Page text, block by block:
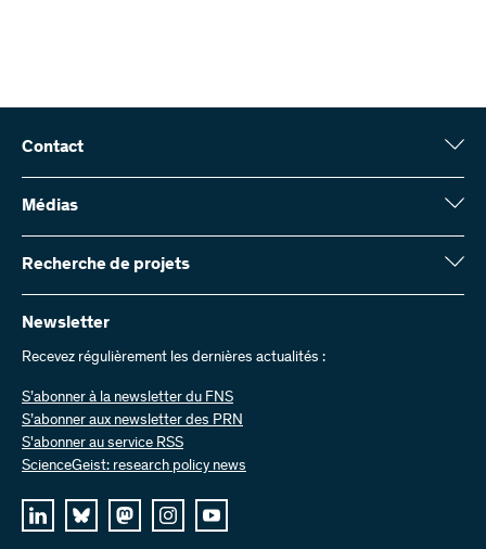
Contact
Fonds national suisse (FNS)
Wildhainweg 3
Contactez-nous
Envoyer des factures
Travailler chez nous
Offres d’emploi
Médias
Service de presse
Rapport annuel
Recherche de projets
Vous trouverez ici des informations complètes sur les projets de
recherche et les subsides approuvés par le FNS :
Recherche de projets
Newsletter
Recevez régulièrement les dernières actualités :
S’abonner à la newsletter du FNS
S’abonner aux newsletter des PRN
S'abonner au service RSS
ScienceGeist: research policy news